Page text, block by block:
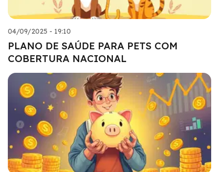
04/09/2025 - 19:10
PLANO DE SAÚDE PARA PETS COM
COBERTURA NACIONAL